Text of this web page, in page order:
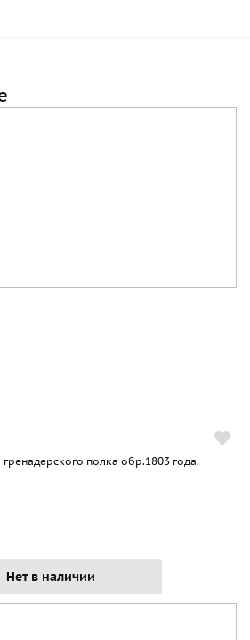
полка обр.1803 года.
Нет в наличии